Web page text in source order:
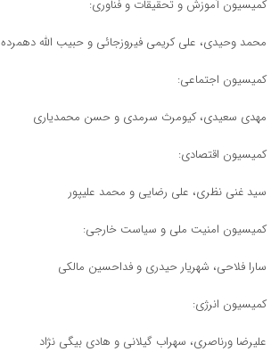
کمیسیون آموزش و تحقیقات ‌و فناوری:
محمد وحیدی، علی کریمی فیروزجائی و حبیب الله دهمرده
کمیسیون اجتماعی:
مهدی سعیدی، کیومرث سرمدی و حسن محمدیاری
کمیسیون اقتصادی:
سید غنی نظری، علی رضایی و محمد علیپور
کمیسیون امنیت ملی و سیاست خارجی:
سارا فلاحی، شهریار حیدری و فداحسین مالکی
کمیسیون انرژی:
علیرضا ورناصری، سهراب گیلانی و هادی بیگی نژاد